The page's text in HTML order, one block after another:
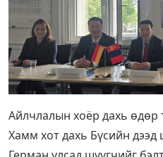
Айлчлалын хоёр дахь
Хамм хот дахь Бүсийн